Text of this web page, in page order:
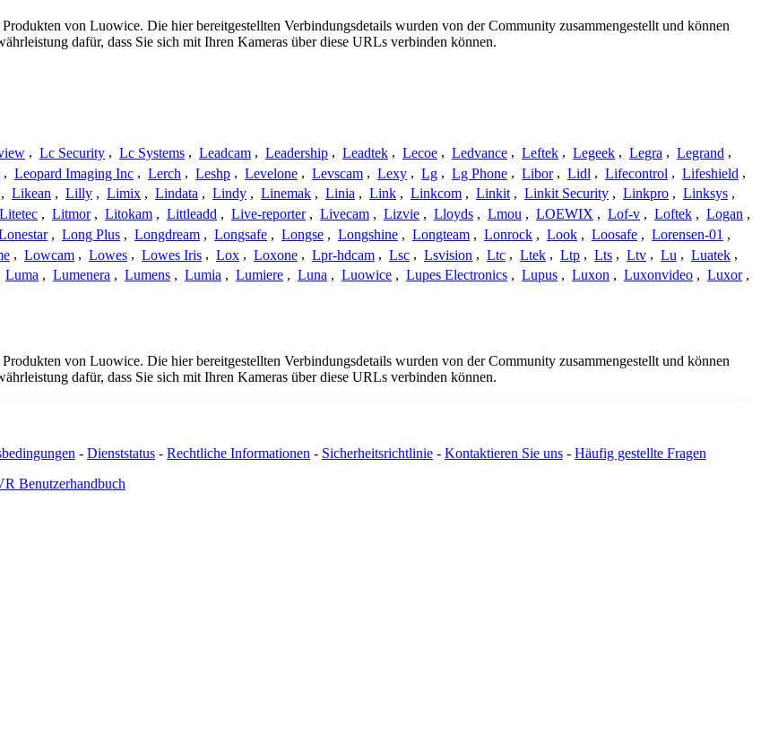
von Luowice. Die hier bereitgestellten Verbindungsdetails wurden von der Community zusammengestellt und können
dafür, dass Sie sich mit Ihren Kameras über diese URLs verbinden können.
, Lc Security , Lc Systems , Leadcam , Leadership , Leadtek , Lecoe , Ledvance , Leftek , Legeek , Legra , Legrand ,
, Leopard Imaging Inc , Lerch , Leshp , Levelone , Levscam , Lexy , Lg , Lg Phone , Libor , Lidl , Lifecontrol , Lifeshield ,
, Likean , Lilly , Limix , Lindata , Lindy , Linemak , Linia , Link , Linkcom , Linkit , Linkit Security , Linkpro , Linksys ,
Litetec , Litmor , Litokam , Littleadd , Live-reporter , Livecam , Lizvie , Lloyds , Lmou , LOEWIX , Lof-v , Loftek , Logan ,
, Long Plus , Longdream , Longsafe , Longse , Longshine , Longteam , Lonrock , Look , Loosafe , Lorensen-01 ,
, Lowcam , Lowes , Lowes Iris , Lox , Loxone , Lpr-hdcam , Lsc , Lsvision , Ltc , Ltek , Ltp , Lts , Ltv , Lu , Luatek ,
Luma , Lumenera , Lumens , Lumia , Lumiere , Luna , Luowice , Lupes Electronics , Lupus , Luxon , Luxonvideo , Luxor ,
von Luowice. Die hier bereitgestellten Verbindungsdetails wurden von der Community zusammengestellt und können
dafür, dass Sie sich mit Ihren Kameras über diese URLs verbinden können.
- Dienststatus - Rechtliche Informationen - Sicherheitsrichtlinie - Kontaktieren Sie uns - Häufig gestellte Fragen
Benutzerhandbuch